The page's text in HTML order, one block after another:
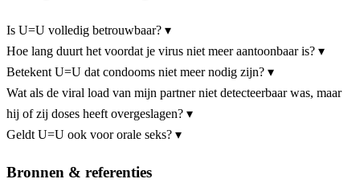
Is U=U volledig betrouwbaar? ▾
Hoe lang duurt het voordat je virus niet meer aantoonbaar is? ▾
Betekent U=U dat condooms niet meer nodig zijn? ▾
Wat als de viral load van mijn partner niet detecteerbaar was, maar
hij of zij doses heeft overgeslagen? ▾
Geldt U=U ook voor orale seks? ▾
Bronnen & referenties